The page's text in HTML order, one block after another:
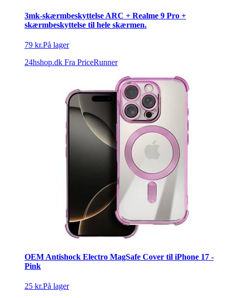
3mk-skærmbeskyttelse ARC + Realme 9 Pro +
skærmbeskyttelse til hele skærmen.
79 kr.På lager
24hshop.dk Fra PriceRunner
OEM Antishock Electro MagSafe Cover til iPhone 17 -
Pink
25 kr.På lager